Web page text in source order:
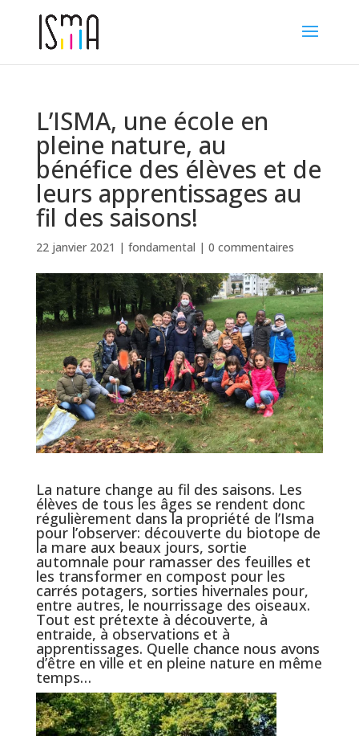
L’ISMA, une école en
pleine nature, au
bénéfice des élèves et de
leurs apprentissages au
fil des saisons!
22 janvier 2021 | fondamental | 0 commentaires
La nature change au fil des saisons. Les
élèves de tous les âges se rendent donc
régulièrement dans la propriété de l’Isma
pour l’observer: découverte du biotope de
la mare aux beaux jours, sortie
automnale pour ramasser des feuilles et
les transformer en compost pour les
carrés potagers, sorties hivernales pour,
entre autres, le nourrissage des oiseaux.
Tout est prétexte à découverte, à
entraide, à observations et à
apprentissages. Quelle chance nous avons
d’être en ville et en pleine nature en même
temps…